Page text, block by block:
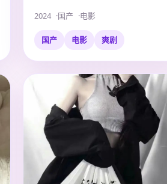
2024 国产 电影
国产 电影 爽剧